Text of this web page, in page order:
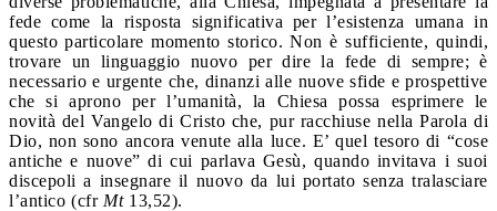
fede come la risposta significativa per l’esistenza umana in
questo particolare momento storico. Non è sufficiente, quindi,
trovare un linguaggio nuovo per dire la fede di sempre; è
necessario e urgente che, dinanzi alle nuove sfide e prospettive
che si aprono per l’umanità, la Chiesa possa esprimere le
novità del Vangelo di Cristo che, pur racchiuse nella Parola di
Dio, non sono ancora venute alla luce. E’ quel tesoro di “cose
antiche e nuove” di cui parlava Gesù, quando invitava i suoi
discepoli a insegnare il nuovo da lui portato senza tralasciare
l’antico (cfr Mt13,52).